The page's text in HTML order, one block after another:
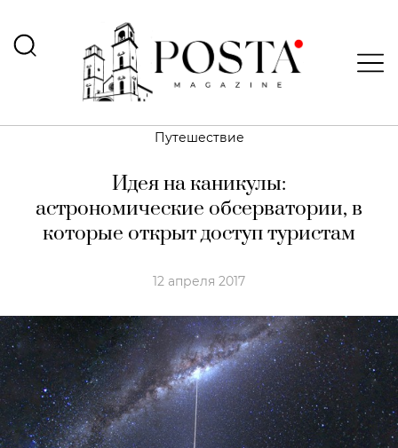
Путешествие
Идея на каникулы:
астрономические обсерватории, в
которые открыт доступ туристам
12 апреля 2017